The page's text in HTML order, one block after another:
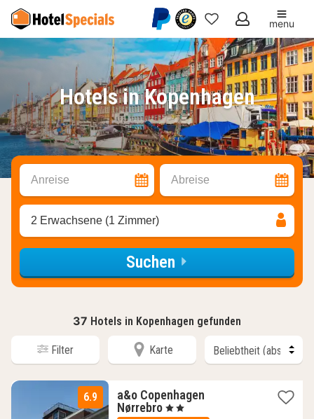
Meine
Favoriten
menu
Hotels in Kopenhagen
Anreise Abreise
2 Erwachsene (1 Zimmer)
Suchen
37 Hotels in Kopenhagen gefunden
Filter Karte
6.9
a&o Copenhagen
Nørrebro 2
, 2 Sterne